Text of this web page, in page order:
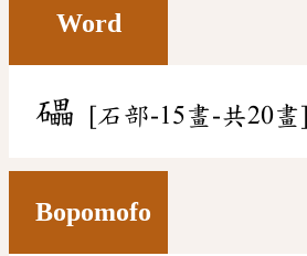
Word
礧 [石部-15畫-共20畫]
Bopomofo